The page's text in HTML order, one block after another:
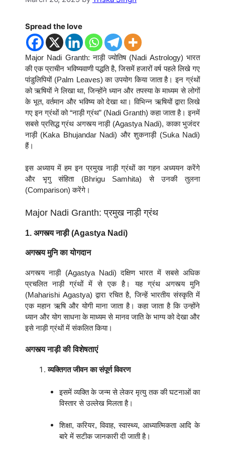
Spread the love
Major Nadi Granth: नाड़ी ज्योतिष (Nadi Astrology) भारत
की एक प्राचीन भविष्यवाणी पद्धति है, जिसमें हजारों वर्ष पहले लिखे गए
पांडुलिपियों (Palm Leaves) का उपयोग किया जाता है। इन ग्रंथों
को ऋषियों ने लिखा था, जिन्होंने ध्यान और तपस्या के माध्यम से लोगों
के भूत, वर्तमान और भविष्य को देखा था। विभिन्न ऋषियों द्वारा लिखे
गए इन ग्रंथों को “नाड़ी ग्रंथ” (Nadi Granth) कहा जाता है। इनमें
सबसे प्रसिद्ध ग्रंथ अगस्त्य नाड़ी (Agastya Nadi), काका भुजंदर
नाड़ी (Kaka Bhujandar Nadi) और शुकनाड़ी (Suka Nadi)
हैं।
इस अध्याय में हम इन प्रमुख नाड़ी ग्रंथों का गहन अध्ययन करेंगे
और भृगु संहिता (Bhrigu Samhita) से उनकी तुलना
(Comparison) करेंगे।
Major Nadi Granth: प्रमुख नाड़ी ग्रंथ
1. अगस्त्य नाड़ी (Agastya Nadi)
अगस्त्य मुनि का योगदान
अगस्त्य नाड़ी (Agastya Nadi) दक्षिण भारत में सबसे अधिक
प्रचलित नाड़ी ग्रंथों में से एक है। यह ग्रंथ अगस्त्य मुनि
(Maharishi Agastya) द्वारा रचित है, जिन्हें भारतीय संस्कृति में
एक महान ऋषि और योगी माना जाता है। कहा जाता है कि उन्होंने
ध्यान और योग साधना के माध्यम से मानव जाति के भाग्य को देखा और
इसे नाड़ी ग्रंथों में संकलित किया।
अगस्त्य नाड़ी की विशेषताएं
व्यक्तिगत जीवन का संपूर्ण विवरण
इसमें व्यक्ति के जन्म से लेकर मृत्यु तक की घटनाओं का
विस्तार से उल्लेख मिलता है।
शिक्षा, करियर, विवाह, स्वास्थ्य, आध्यात्मिकता आदि के
बारे में सटीक जानकारी दी जाती है।